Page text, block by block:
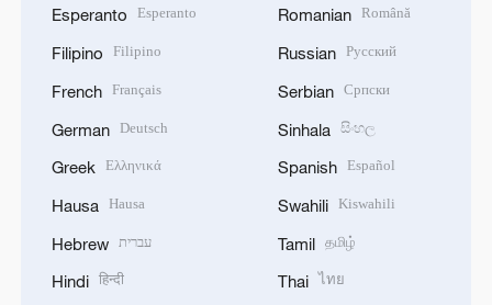
Esperanto Esperanto
Filipino Filipino
French Français
German Deutsch
Greek Ελληνικά
Hausa Hausa
Hebrew עברית
Hindi हिन्दी
Romanian Română
Russian Русский
Serbian Српски
Sinhala සිංහල
Spanish Español
Swahili Kiswahili
Tamil தமிழ்
Thai ไทย